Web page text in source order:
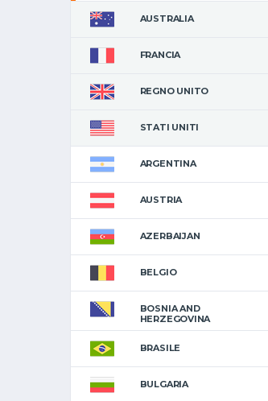
AUSTRALIA
FRANCIA
REGNO UNITO
STATI UNITI
ARGENTINA
AUSTRIA
AZERBAIJAN
BELGIO
BOSNIA AND
HERZEGOVINA
BRASILE
BULGARIA